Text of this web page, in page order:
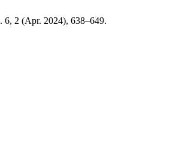
. 6, 2 (Apr. 2024), 638–649.